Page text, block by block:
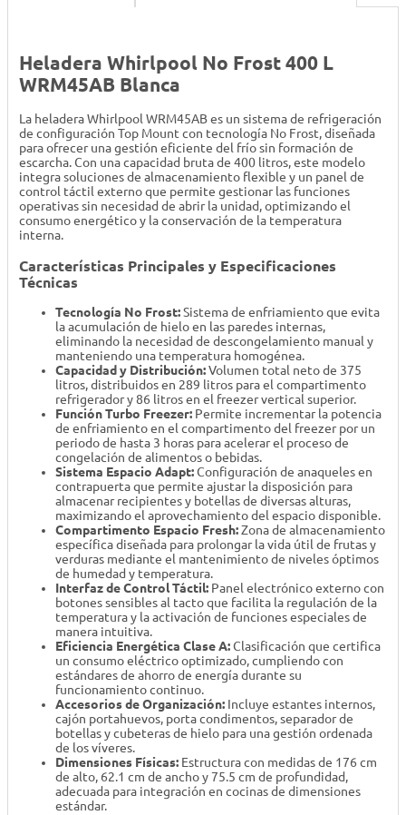
Heladera Whirlpool No Frost 400 L
WRM45AB Blanca
La heladera Whirlpool WRM45AB es un sistema de refrigeración
de configuración Top Mount con tecnología No Frost, diseñada
para ofrecer una gestión eficiente del frío sin formación de
escarcha. Con una capacidad bruta de 400 litros, este modelo
integra soluciones de almacenamiento flexible y un panel de
control táctil externo que permite gestionar las funciones
operativas sin necesidad de abrir la unidad, optimizando el
consumo energético y la conservación de la temperatura
interna.
Características Principales y Especificaciones
Técnicas
Tecnología No Frost:Sistema de enfriamiento que evita
la acumulación de hielo en las paredes internas,
eliminando la necesidad de descongelamiento manual y
manteniendo una temperatura homogénea.
Capacidad y Distribución:Volumen total neto de 375
litros, distribuidos en 289 litros para el compartimento
refrigerador y 86 litros en el freezer vertical superior.
Función Turbo Freezer: Permite incrementar la potencia
de enfriamiento en el compartimento del freezer por un
periodo de hasta 3 horas para acelerar el proceso de
congelación de alimentos o bebidas.
Sistema Espacio Adapt:Configuración de anaqueles en
contrapuerta que permite ajustar la disposición para
almacenar recipientes y botellas de diversas alturas,
maximizando el aprovechamiento del espacio disponible.
Compartimento Espacio Fresh:Zona de almacenamiento
específica diseñada para prolongar la vida útil de frutas y
verduras mediante el mantenimiento de niveles óptimos
de humedad y temperatura.
Interfaz de Control Táctil: Panel electrónico externo con
botones sensibles al tacto que facilita la regulación de la
temperatura y la activación de funciones especiales de
manera intuitiva.
Eficiencia Energética Clase A:Clasificación que certifica
un consumo eléctrico optimizado, cumpliendo con
estándares de ahorro de energía durante su
funcionamiento continuo.
Accesorios de Organización: Incluye estantes internos,
cajón portahuevos, porta condimentos, separador de
botellas y cubeteras de hielo para una gestión ordenada
de los víveres.
Dimensiones Físicas: Estructura con medidas de 176 cm
de alto, 62.1 cm de ancho y 75.5 cm de profundidad,
adecuada para integración en cocinas de dimensiones
estándar.